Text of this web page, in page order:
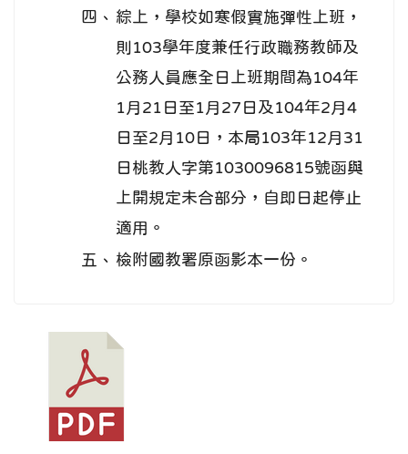
四、 綜上，學校如寒假實施彈性上班，
則103學年度兼任行政職務教師及
公務人員應全日上班期間為104年
1月21日至1月27日及104年2月4
日至2月10日，本局103年12月31
日桃教人字第1030096815號函與
上開規定未合部分，自即日起停止
適用。
五、 檢附國教署原函影本一份。